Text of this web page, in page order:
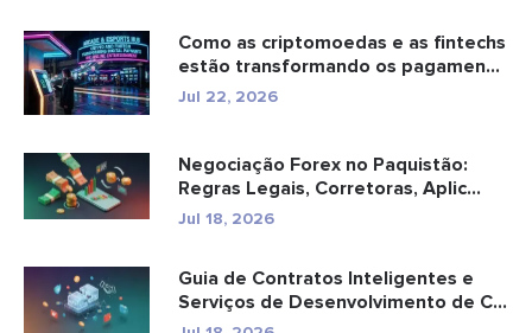
Como as criptomoedas e as fintechs
estão transformando os pagamen...
Jul 22, 2026
Negociação Forex no Paquistão:
Regras Legais, Corretoras, Aplic...
Jul 18, 2026
Guia de Contratos Inteligentes e
Serviços de Desenvolvimento de C...